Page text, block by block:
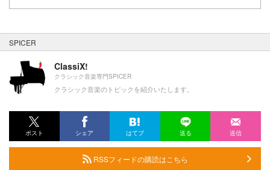
SPICER
ClassiX!
クラシック音楽専門SPICER
クラシック音楽のトピックを紹介いたします。
ポスト シェア はてブ 送る 送信
RSSフィードの購読はこちら